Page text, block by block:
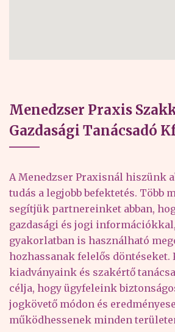
Menedzser Praxis
Gazdasági Tanácsadó
A Menedzser Praxisnál hiszünk
tudás a legjobb befektetés. Több
segítjük partnereinket abban,
gazdasági és jogi
gyakorlatban is használható
hozhassanak felelős döntéseket.
kiadványaink és szakértő
célja, hogy ügyfeleink
jogkövető módon és
működhessenek minden